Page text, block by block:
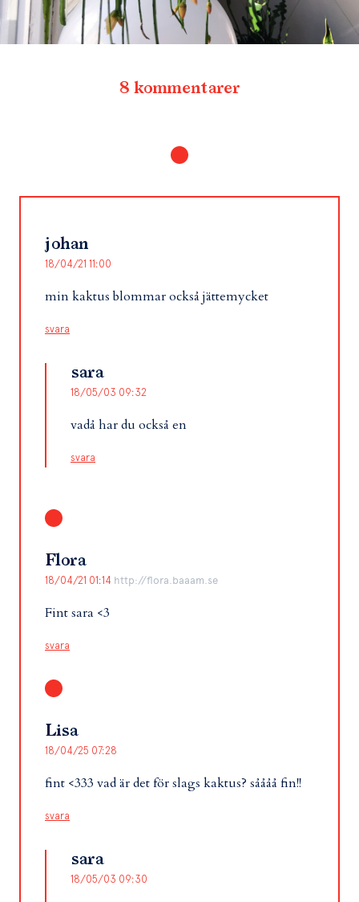
8 kommentarer
johan
18/04/21 11:00
min kaktus blommar också jättemycket
svara
sara
18/05/03 09:32
vadå har du också en
svara
Flora
18/04/21 01:14 http://flora.baaam.se
Fint sara <3
svara
Lisa
18/04/25 07:28
fint <333 vad är det för slags kaktus? såååå fin!!
svara
sara
18/05/03 09:30